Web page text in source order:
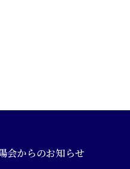
会からのお知らせ